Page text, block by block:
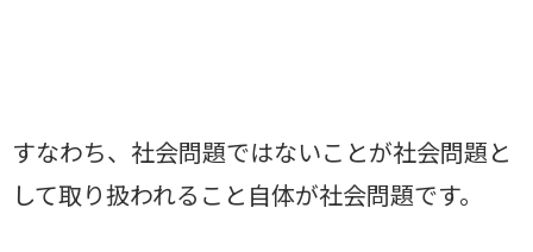
すなわち、社会問題ではないことが社会問題と
して取り扱われること自体が社会問題です。